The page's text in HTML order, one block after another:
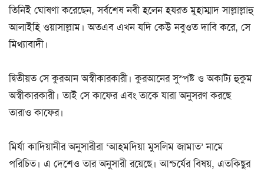
তিনিই ঘোষণা করেছেন, সর্বশেষ নবী হলেন হযরত মুহাম্মাদ সাল্লাল্লাহু
আলাইহি ওয়াসাল্লাম। অতএব এখন যদি কেউ নবুওত দাবি করে, সে
মিথ্যাবাদী।
দ্বিতীয়ত সে কুরআন অস্বীকারকারী। কুরআনের সুস্পষ্ট ও অকাট্য হুকুম
অস্বীকারকারী। তাই সে কাফের এবং তাকে যারা অনুসরণ করছে
তারাও কাফের।
মির্যা কাদিয়ানীর অনুসারীরা ‘আহমদিয়া মুসলিম জামাত’ নামে
পরিচিত। এ দেশেও তার অনুসারী রয়েছে। আশ্চর্যের বিষয়, এতকিছুর